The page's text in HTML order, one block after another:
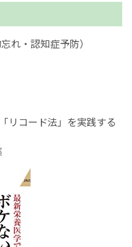
れ・認知症予防）
リコード法」を実践する